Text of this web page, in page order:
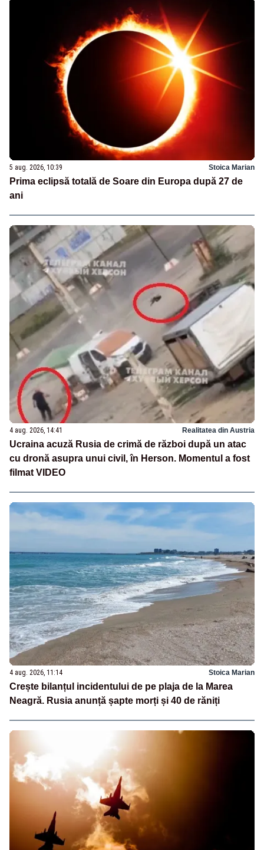
5 aug. 2026, 10:39 Stoica Marian
Prima eclipsă totală de Soare din Europa după 27 de
ani
4 aug. 2026, 14:41 Realitatea din Austria
Ucraina acuză Rusia de crimă de război după un atac
cu dronă asupra unui civil, în Herson. Momentul a fost
filmat VIDEO
4 aug. 2026, 11:14 Stoica Marian
Crește bilanțul incidentului de pe plaja de la Marea
Neagră. Rusia anunță șapte morți și 40 de răniți